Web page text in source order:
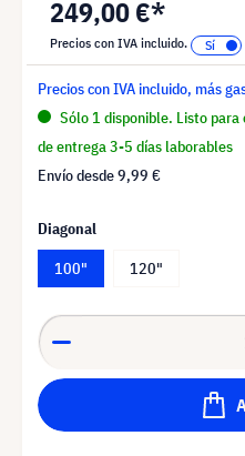
249,00 €*
Precios con IVA incluido.
Precios con IVA incluido, más
Sólo 1 disponible. Listo
de entrega 3-5 días laborables
Envío desde9,99 €
Diagonal
100"
120"